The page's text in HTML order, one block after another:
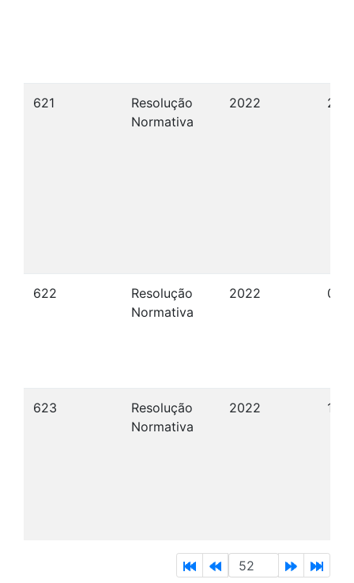
621
Resolução
Normativa
2022 29/
622
Resolução
Normativa
2022 08/
623
Resolução
Normativa
2022 12/